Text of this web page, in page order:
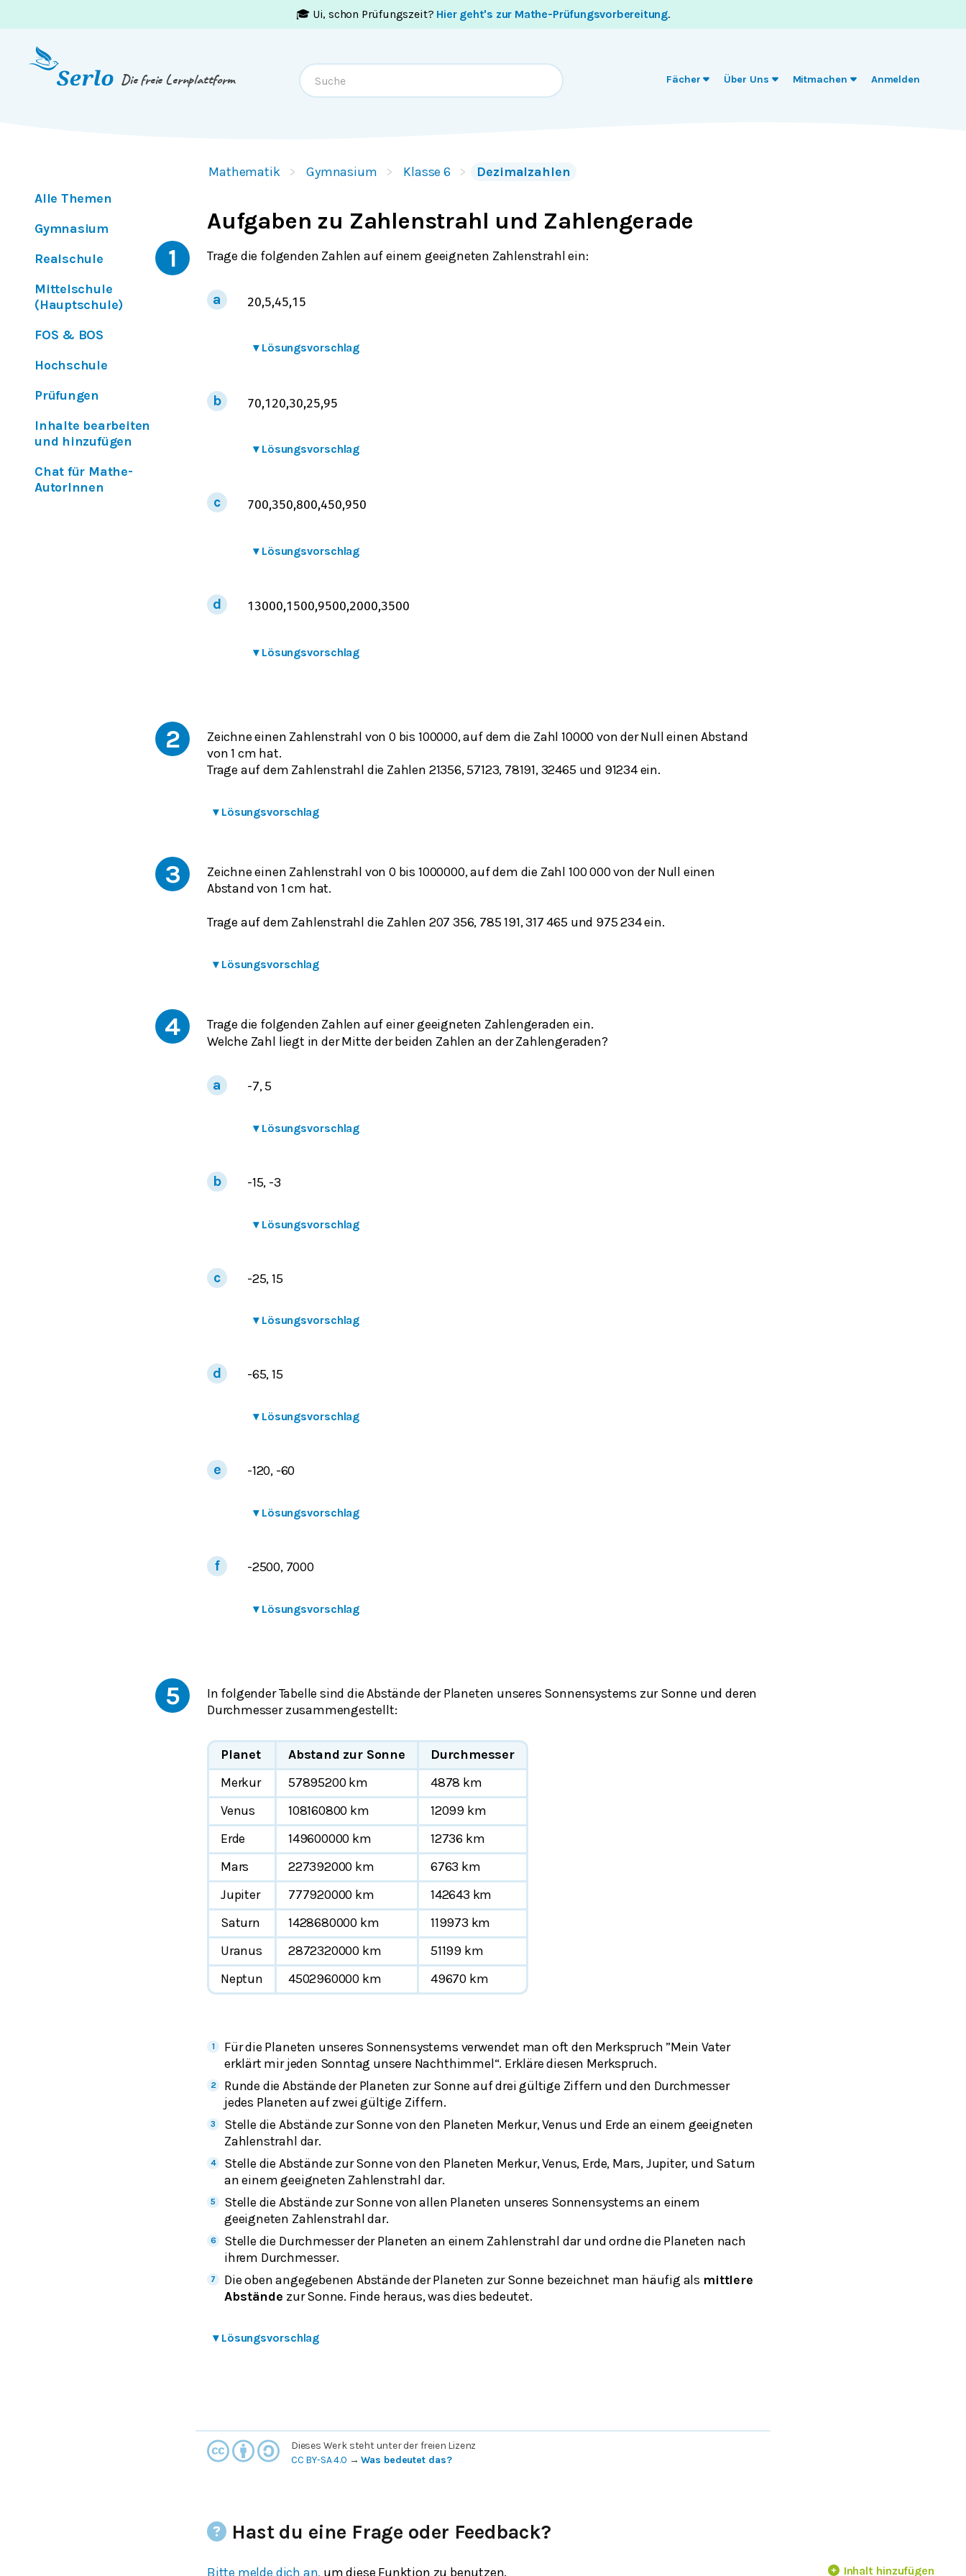
🎓 Ui, schon Prüfungszeit? Hier geht's zur Mathe-Prüfungsvorbereitung.
Die freie Lernplattform Fächer Über Uns Mitmachen Anmelden
Alle Themen
Gymnasium
Realschule
Mittelschule
(Hauptschule)
FOS & BOS
Hochschule
Prüfungen
Inhalte bearbeiten
und hinzufügen
Chat für Mathe-
AutorInnen
Mathematik Gymnasium Klasse 6 Dezimalzahlen
Aufgaben zu Zahlenstrahl und Zahlengerade
1 Trage die folgenden Zahlen auf einem geeigneten Zahlenstrahl ein:
20,5,45,15
▾ Lösungsvorschlag
70,120,30,25,95
▾ Lösungsvorschlag
700,350,800,450,950
▾ Lösungsvorschlag
13000,1500,9500,2000,3500
▾ Lösungsvorschlag
2
Zeichne einen Zahlenstrahl von 0 bis 100000, auf dem die Zahl 10000 von der Null einen Abstand
von 1 cm hat.
Trage auf dem Zahlenstrahl die Zahlen 21356, 57123, 78191, 32465 und 91234 ein.
▾ Lösungsvorschlag
3
Zeichne einen Zahlenstrahl von 0 bis 1000000, auf dem die Zahl 100 000 von der Null einen
Abstand von 1 cm hat.
Trage auf dem Zahlenstrahl die Zahlen 207 356, 785 191, 317 465 und 975 234 ein.
▾ Lösungsvorschlag
4
Trage die folgenden Zahlen auf einer geeigneten Zahlengeraden ein.
Welche Zahl liegt in der Mitte der beiden Zahlen an der Zahlengeraden?
-7, 5
▾ Lösungsvorschlag
-15, -3
▾ Lösungsvorschlag
-25, 15
▾ Lösungsvorschlag
-65, 15
▾ Lösungsvorschlag
-120, -60
▾ Lösungsvorschlag
-2500, 7000
▾ Lösungsvorschlag
5
In folgender Tabelle sind die Abstände der Planeten unseres Sonnensystems zur Sonne und deren
Durchmesser zusammengestellt:
Planet Abstand zur Sonne
Durchmesser
Merkur
57895200 km
4878 km
Venus
108160800 km
12099 km
Erde
149600000 km
12736 km
Mars
227392000 km
6763 km
Jupiter
777920000 km
142643 km
Saturn
1428680000 km
119973 km
Uranus
2872320000 km
51199 km
Neptun
4502960000 km 49670 km
Für die Planeten unseres Sonnensystems verwendet man oft den Merkspruch ”Mein Vater
erklärt mir jeden Sonntag unsere Nachthimmel“. Erkläre diesen Merkspruch.
Runde die Abstände der Planeten zur Sonne auf drei gültige Ziffern und den Durchmesser
jedes Planeten auf zwei gültige Ziffern.
Stelle die Abstände zur Sonne von den Planeten Merkur, Venus und Erde an einem geeigneten
Zahlenstrahl dar.
Stelle die Abstände zur Sonne von den Planeten Merkur, Venus, Erde, Mars, Jupiter, und Saturn
an einem geeigneten Zahlenstrahl dar.
Stelle die Abstände zur Sonne von allen Planeten unseres Sonnensystems an einem
geeigneten Zahlenstrahl dar.
Stelle die Durchmesser der Planeten an einem Zahlenstrahl dar und ordne die Planeten nach
ihrem Durchmesser.
Die oben angegebenen Abstände der Planeten zur Sonne bezeichnet man häufig als mittlere
Abstände zur Sonne. Finde heraus, was dies bedeutet.
▾ Lösungsvorschlag
Dieses Werk steht unter der freien Lizenz
CC BY-SA 4.0 →Was bedeutet das?
Inhalt hinzufügen
Hast du eine Frage oder Feedback?
Bitte melde dich an, um diese Funktion zu benutzen.